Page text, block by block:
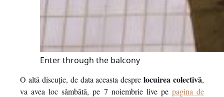
Enter through the balcony
O altă discuție, de data aceasta desprelocuirea colectivă,
va avea loc sâmbătă, pe 7 noiembrie live pe pagina de